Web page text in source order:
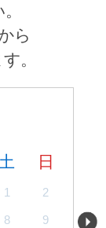
ら
。
土 日
1 2
8 9